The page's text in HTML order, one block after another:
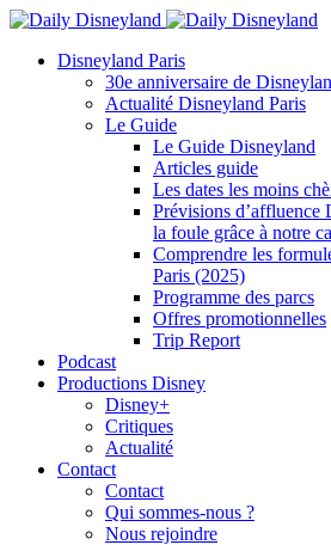
Disneyland Paris
30e anniversaire de
Actualité Disneyland Paris
Le Guide
Le Guide Disneyland
Articles guide
Les dates les moins
Prévisions d’affluence
la foule grâce à notre
Comprendre les
Paris (2025)
Programme des parcs
Offres promotionnelles
Trip Report
Podcast
Productions Disney
Disney+
Critiques
Actualité
Contact
Contact
Qui sommes-nous ?
Nous rejoindre